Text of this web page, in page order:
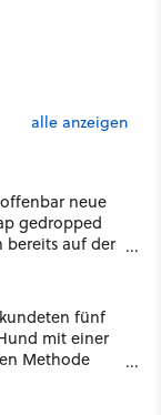
alle anzeigen
neue
gedropped
bereits auf der
fünf
mit einer
Methode